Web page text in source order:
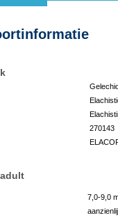
270143
7,0-9,0